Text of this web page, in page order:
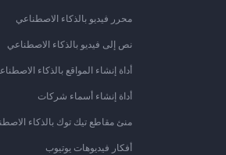
محرر فيديو بالذكاء الاصطناعي
نص إلى فيديو بالذكاء الاصطناعي
أداة إنشاء المواقع بالذكاء
أداة إنشاء أسماء شركات
منئ مقاطع تيك توك بالذكاء
أفكار فيديوهات يوتيوب